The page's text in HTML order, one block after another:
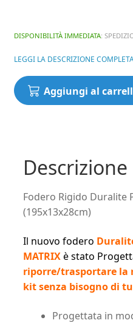
DISPONIBILITÀ IMMEDIATA:
LEGGI LA DESCRIZIONE
Fodero
Rigido
Case
(195x13x28cm)
quantità
Aggiungi al
Descrizione
Fodero Rigido Duralite
(195x13x28cm)
Il nuovo fodero
MATRIXè stato
riporre/trasportare la
kit senza bisogno di
Progettata in